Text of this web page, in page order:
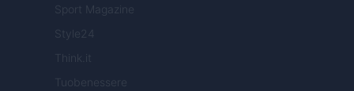
Sport Magazine
Style24
Think.it
Tuobenessere